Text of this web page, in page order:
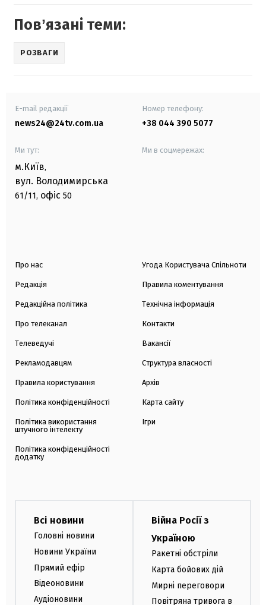
Повʼязані теми:
РОЗВАГИ
E-mail редакції
news24@24tv.com.ua
Номер телефону:
+38 044 390 5077
Ми тут:
м.Київ,
вул. Володимирська
61/11, офіс 50
Ми в соцмережах:
Про нас
Редакція
Редакційна політика
Про телеканал
Телеведучі
Рекламодавцям
Правила користування
Політика конфіденційності
Політика використання
штучного інтелекту
Політика конфіденційності
додатку
Угода Користувача Спільноти
Правила коментування
Технічна інформація
Контакти
Вакансії
Структура власності
Архів
Карта сайту
Ігри
Всі новини
Головні новини
Новини України
Прямий ефір
Відеоновини
Аудіоновини
Війна Росії з
Україною
Ракетні обстріли
Карта бойових дій
Мирні переговори
Повітряна тривога в